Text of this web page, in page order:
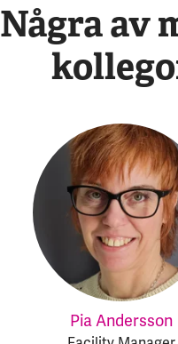
Några av
Pia Andersson